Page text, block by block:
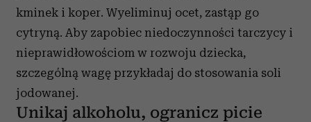
kminek i koper. Wyeliminuj ocet, zastąp go
cytryną. Aby zapobiec niedoczynności tarczycy i
nieprawidłowościom w rozwoju dziecka,
szczególną wagę przykładaj do stosowania soli
jodowanej.
Unikaj alkoholu, ogranicz picie